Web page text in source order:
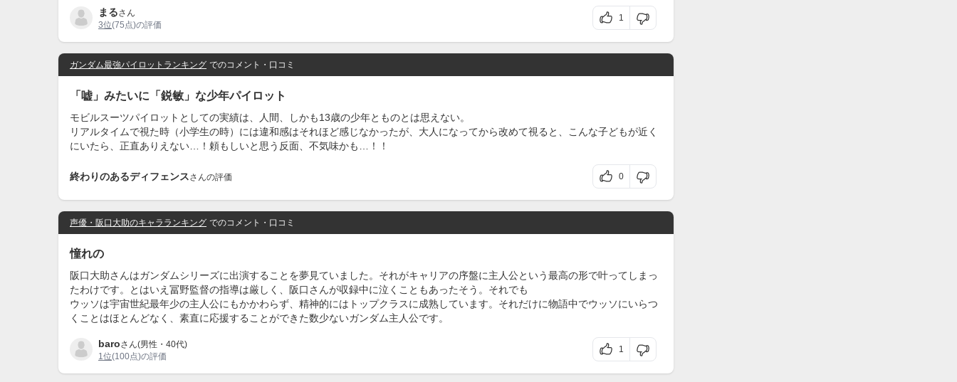
まるさん
3位(75点)の評価
1
ガンダム最強パイロットランキング でのコメント・口コミ
「嘘」みたいに「鋭敏」な少年パイロット
モビルスーツパイロットとしての実績は、人間、しかも13歳の少年とものとは思えない。
リアルタイムで視た時（小学生の時）には違和感はそれほど感じなかったが、大人になってから改めて視ると、こんな子どもが近く
にいたら、正直ありえない…！頼もしいと思う反面、不気味かも…！！
終わりのあるディフェンスさんの評価 0
声優・阪口大助のキャラランキング でのコメント・口コミ
憧れの
阪口大助さんはガンダムシリーズに出演することを夢見ていました。それがキャリアの序盤に主人公という最高の形で叶ってしまっ
たわけです。とはいえ冨野監督の指導は厳しく、阪口さんが収録中に泣くこともあったそう。それでも
ウッソは宇宙世紀最年少の主人公にもかかわらず、精神的にはトップクラスに成熟しています。それだけに物語中でウッソにいらつ
くことはほとんどなく、素直に応援することができた数少ないガンダム主人公です。
baroさん(男性・40代)
1位(100点)の評価
1